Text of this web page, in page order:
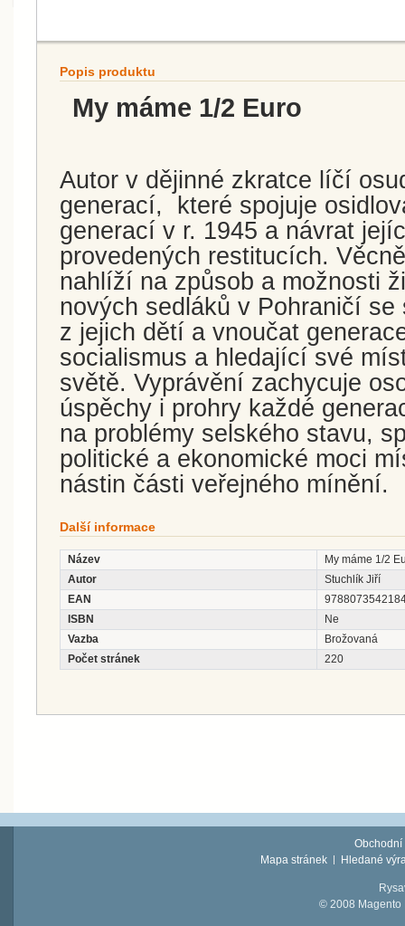
Popis produktu
My máme 1/2 Euro
Autor v dějinné zkratce líčí
generací,
které spojuje
generací v r. 1945 a návrat
provedených restitucích.
nahlíží na způsob a možnosti
nových sedláků v Pohraničí
z jejich dětí a vnoučat
socialismus a hledající své
světě. Vyprávění zachycuje
úspěchy i prohry každé
na problémy selského stavu,
politické a ekonomické moci
nástin části veřejného mínění.
Další informace
Název
My máme 1/2
Autor
Stuchlík Jiří
EAN
ISBN
Ne
Vazba
Brožovaná
Počet stránek
220
Obchodní
Mapa stránek
Hledané
© 2008 Magento